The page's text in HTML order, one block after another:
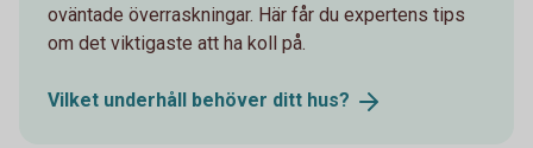
oväntade överraskningar. Här får du expertens tips
om det viktigaste att ha koll på.
Vilket underhåll behöver ditt hus?